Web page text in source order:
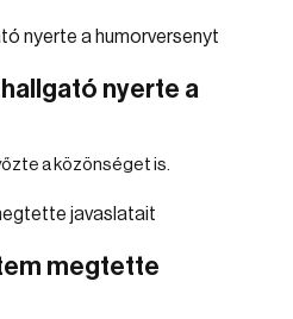
nyerte a
a közönséget is.
megtette